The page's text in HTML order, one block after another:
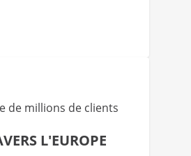
de millions de clients
L'EUROPE